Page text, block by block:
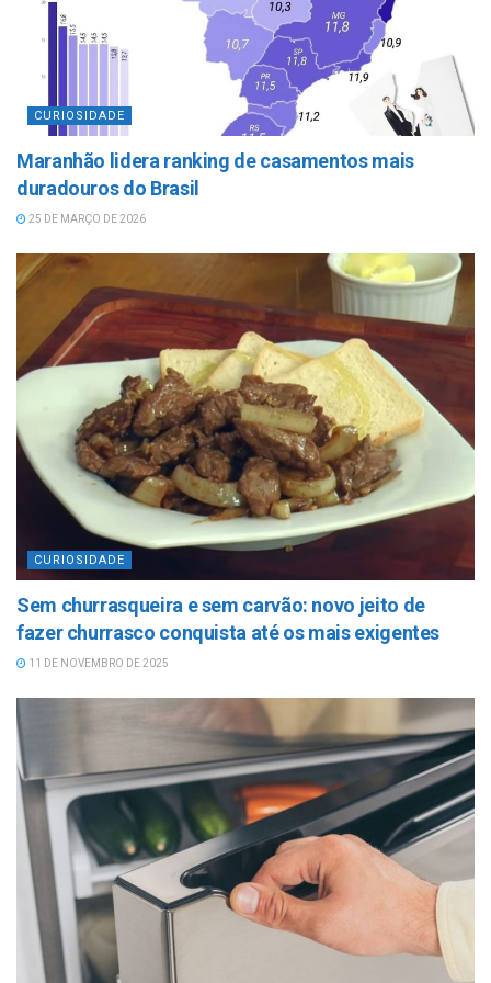
CURIOSIDADE
Maranhão lidera ranking de casamentos mais
duradouros do Brasil
25 DE MARÇO DE 2026
CURIOSIDADE
Sem churrasqueira e sem carvão: novo jeito de
fazer churrasco conquista até os mais exigentes
11 DE NOVEMBRO DE 2025